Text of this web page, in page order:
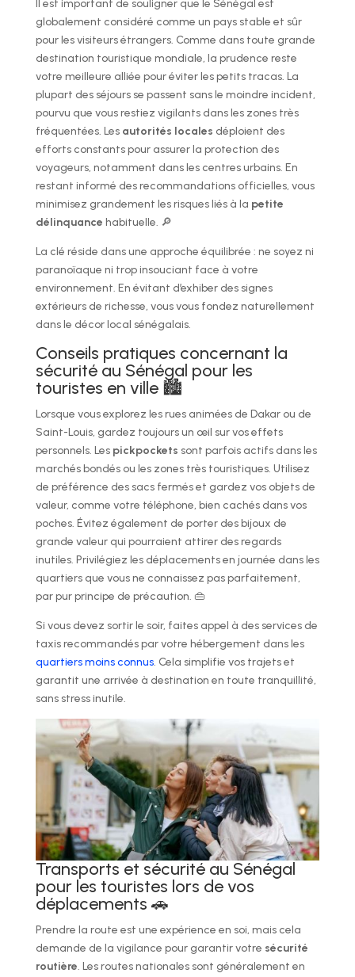
Il est important de souligner que le Sénégal est
globalement considéré comme un pays stable et sûr
pour les visiteurs étrangers. Comme dans toute grande
destination touristique mondiale, la prudence reste
votre meilleure alliée pour éviter les petits tracas. La
plupart des séjours se passent sans le moindre incident,
pourvu que vous restiez vigilants dans les zones très
fréquentées. Les autorités locales déploient des
efforts constants pour assurer la protection des
voyageurs, notamment dans les centres urbains. En
restant informé des recommandations officielles, vous
minimisez grandement les risques liés à la petite
délinquance habituelle. 🔎
La clé réside dans une approche équilibrée : ne soyez ni
paranoïaque ni trop insouciant face à votre
environnement. En évitant d’exhiber des signes
extérieurs de richesse, vous vous fondez naturellement
dans le décor local sénégalais.
Conseils pratiques concernant la
sécurité au Sénégal pour les
touristes en ville 🏙️
Lorsque vous explorez les rues animées de Dakar ou de
Saint-Louis, gardez toujours un œil sur vos effets
personnels. Les pickpockets sont parfois actifs dans les
marchés bondés ou les zones très touristiques. Utilisez
de préférence des sacs fermés et gardez vos objets de
valeur, comme votre téléphone, bien cachés dans vos
poches. Évitez également de porter des bijoux de
grande valeur qui pourraient attirer des regards
inutiles. Privilégiez les déplacements en journée dans les
quartiers que vous ne connaissez pas parfaitement,
par pur principe de précaution. 👜
Si vous devez sortir le soir, faites appel à des services de
taxis recommandés par votre hébergement dans les
quartiers moins connus. Cela simplifie vos trajets et
garantit une arrivée à destination en toute tranquillité,
sans stress inutile.
Transports et sécurité au Sénégal
pour les touristes lors de vos
déplacements 🚗
Prendre la route est une expérience en soi, mais cela
demande de la vigilance pour garantir votre sécurité
routière. Les routes nationales sont généralement en